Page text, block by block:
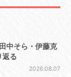
中そら・伊藤克
返る
2026.08.07